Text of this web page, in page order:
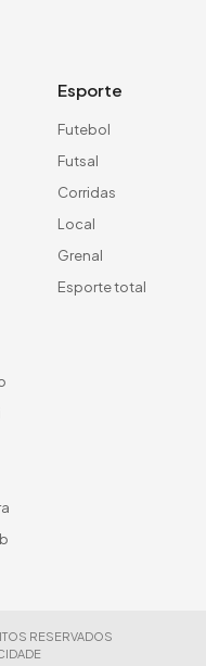
Esporte
Futebol
Futsal
Corridas
Local
Grenal
Esporte total
RESERVADOS